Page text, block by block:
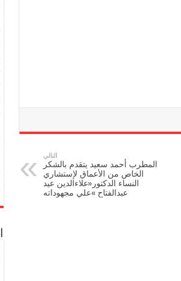
التالي
المطرب أحمد سعيد يتقدم بالشكر
الخاص من الأعماق لإستشاري
النساء الدكتور«علاءالدين عيد
عبدالفتاح »علي مجهوداته